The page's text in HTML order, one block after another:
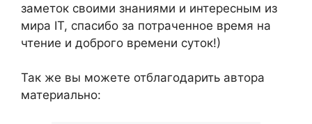
заметок своими знаниями и интересным из
мира IT, спасибо за потраченное время на
чтение и доброго времени суток!)
Так же вы можете отблагодарить автора
материально: